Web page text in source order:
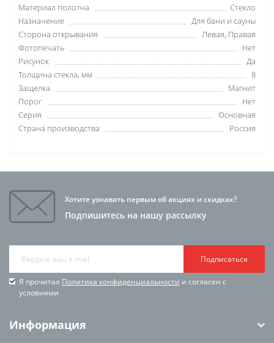
Материал полотна
Стекло
Назначение
Для бани и сауны
Сторона открывания
Левая, Правая
Фотопечать
Нет
Рисунок
Да
Толщина стекла, мм
8
Защелка
Магнит
Порог
Нет
Серия
Основная
Страна производства
Россия
Хотите узнавать первым об акциях и скидках?
Подпишитесь на нашу рассылку
Подписаться
Я прочитал Политика конфиденциальности и согласен с
условиями
Информация